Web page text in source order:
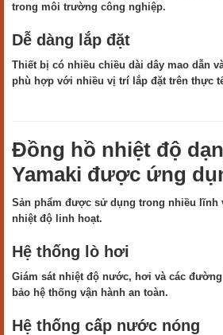
trong môi trường công nghiệp.
Dễ dàng lắp đặt
Thiết bị có nhiều chiều dài dây mao dẫn
phù hợp với nhiều vị trí lắp đặt trên thực
Đồng hồ nhiệt độ
Yamaki được ứng
Sản phẩm được sử dụng trong nhiều lĩnh
nhiệt độ linh hoạt.
Hệ thống lò hơi
Giám sát nhiệt độ nước, hơi và các
bảo hệ thống vận hành an toàn.
Hệ thống cấp nước nóng